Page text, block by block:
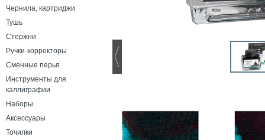
Чернила, картриджи
Тушь
Стержни
Ручки-корректоры
Сменные перья
Инструменты для
каллиграфии
Наборы
Аксессуары
Точилки